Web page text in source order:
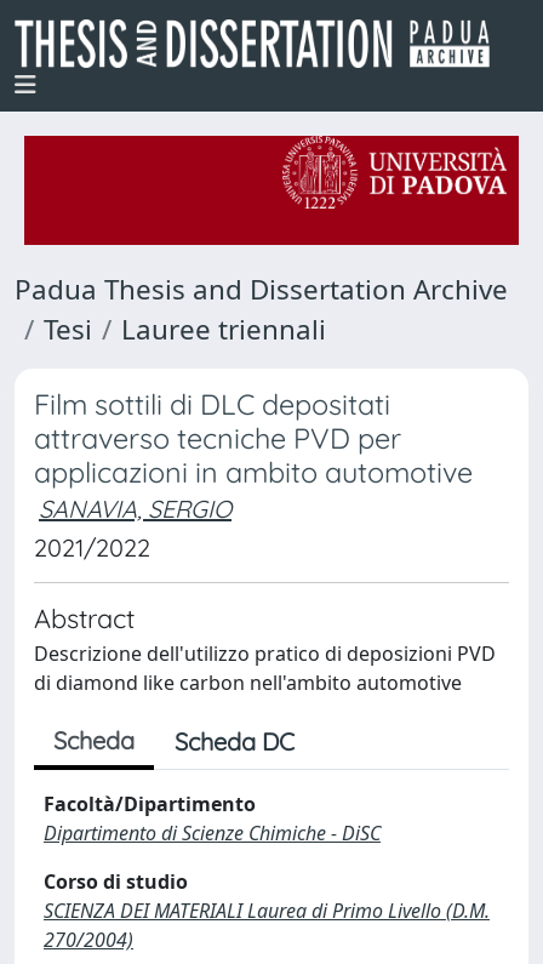
Padua Thesis and Dissertation Archive
Tesi
Lauree triennali
Film sottili di DLC depositati
attraverso tecniche PVD per
applicazioni in ambito automotive
SANAVIA, SERGIO
2021/2022
Abstract
Descrizione dell'utilizzo pratico di deposizioni PVD
di diamond like carbon nell'ambito automotive
Scheda Scheda DC
Facoltà/Dipartimento
Dipartimento di Scienze Chimiche - DiSC
Corso di studio
SCIENZA DEI MATERIALI Laurea di Primo Livello (D.M.
270/2004)